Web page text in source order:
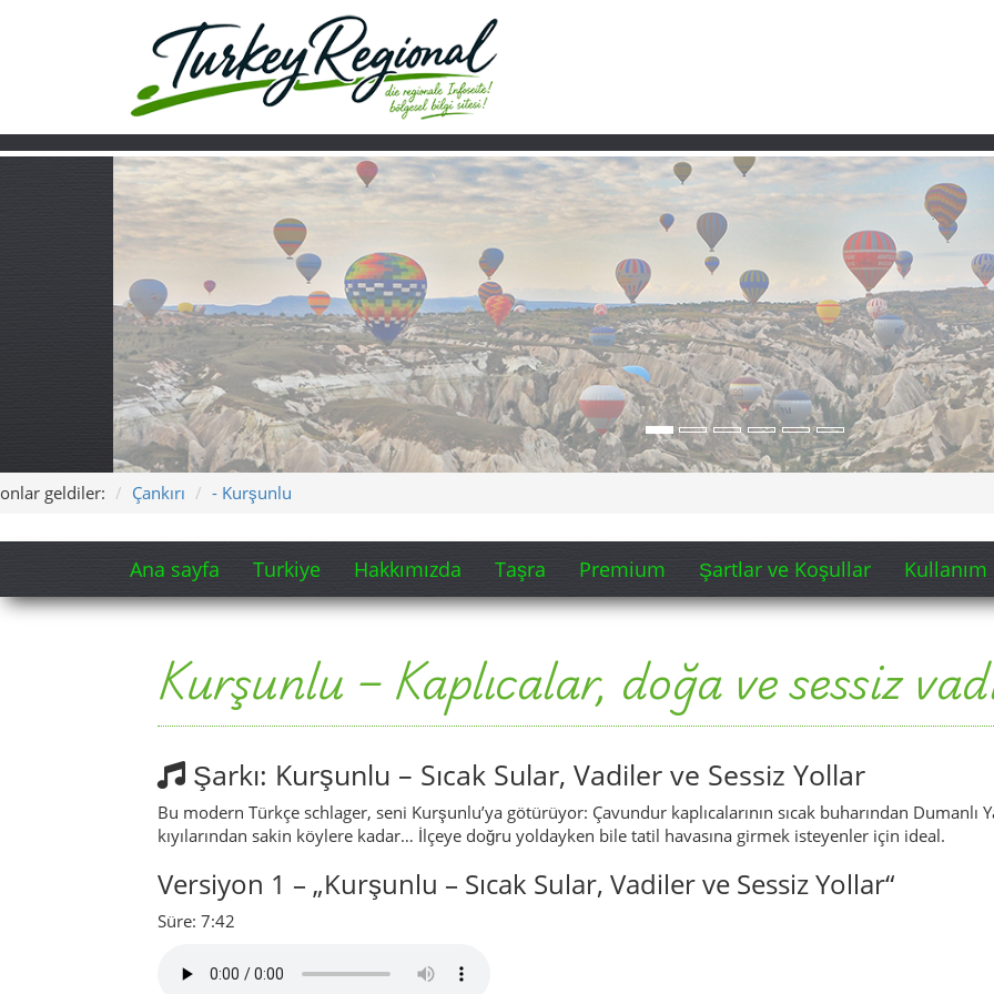
Çankırı - Kurşunlu
Ana sayfa Turkiye Hakkımızda Taşra Premium Şartlar ve Koşullar Kullanım
Kurşunlu – Kaplıcalar, doğa ve sessiz
Şarkı: Kurşunlu – Sıcak Sular, Vadiler ve Sessiz Yollar
Bu modern Türkçe schlager, seni Kurşunlu’ya götürüyor: Çavundur kaplıcalarının sıcak buharından Dumanlı
Versiyon 1 – „Kurşunlu – Sıcak Sular, Vadiler ve Sessiz Yollar“
Süre: 7:42
Versiyon 2 – „Kurşunlu – Sıcak Sular, Vadiler ve Sessiz Yollar“
Süre: 6:27
Kurşunlu’nun kalbine küçük bir bakış (Şarkı alıntısını göster)
Video: Kurşunlu – Kaplıcalar ve doğayı keşfet